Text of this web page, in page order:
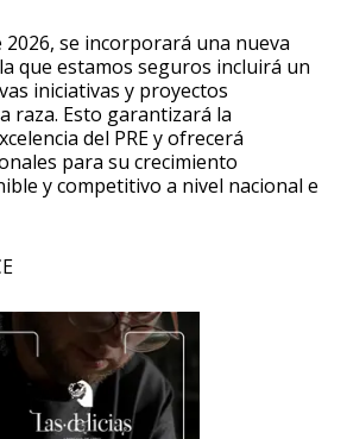
se incorporará una nueva
que estamos seguros incluirá un
iniciativas y proyectos
raza. Esto garantizará la
del PRE y ofrecerá
para su crecimiento
y competitivo a nivel nacional e